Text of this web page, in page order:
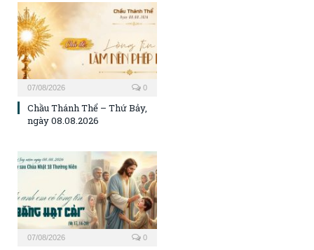
07/08/2026 0
Chầu Thánh Thể – Thứ Bảy,
ngày 08.08.2026
07/08/2026 0